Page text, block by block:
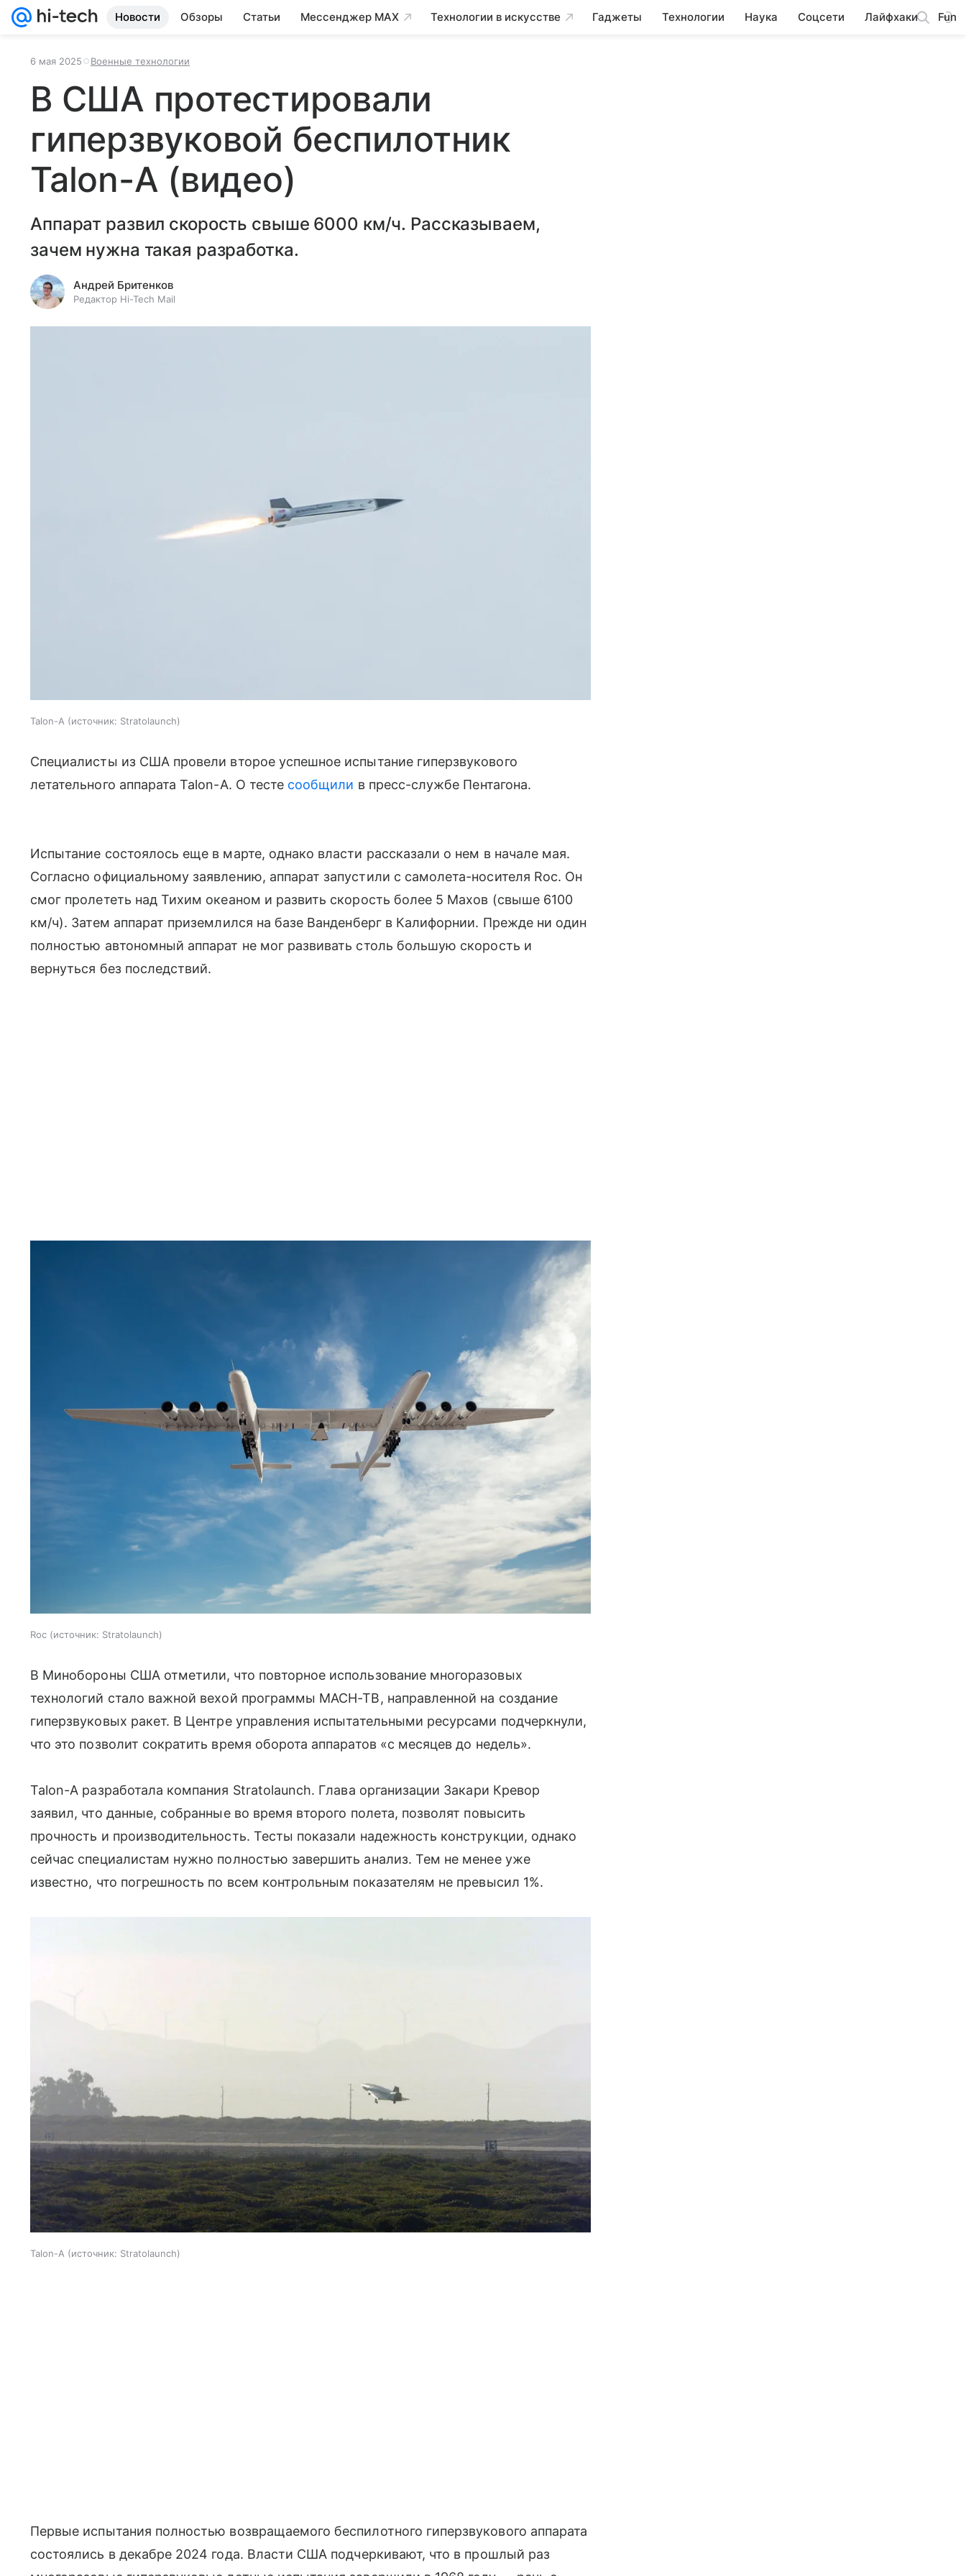
Новости Обзоры Статьи Мессенджер MAX Технологии в искусстве Гаджеты Технологии Наука Соцсети Лайфхаки Fun
6 мая 2025 Военные технологии
В США протестировали
гиперзвуковой беспилотник
Talon-A (видео)
Аппарат развил скорость свыше 6000 км/ч. Рассказываем,
зачем нужна такая разработка.
Андрей Бритенков
Редактор Hi-Tech Mail
Talon-A источник: Stratolaunch
Специалисты из США провели второе успешное испытание гиперзвукового
летательного аппарата Talon-A. О тесте сообщили в пресс-службе Пентагона.
Испытание состоялось еще в марте, однако власти рассказали о нем в начале мая.
Согласно официальному заявлению, аппарат запустили с самолета-носителя Roc. Он
смог пролететь над Тихим океаном и развить скорость более 5 Махов (свыше 6100
км/ч). Затем аппарат приземлился на базе Ванденберг в Калифорнии. Прежде ни один
полностью автономный аппарат не мог развивать столь большую скорость и
вернуться без последствий.
Roc источник: Stratolaunch
В Минобороны США отметили, что повторное использование многоразовых
технологий стало важной вехой программы MACH-TB, направленной на создание
гиперзвуковых ракет. В Центре управления испытательными ресурсами подчеркнули,
что это позволит сократить время оборота аппаратов «с месяцев до недель».
Talon-A разработала компания Stratolaunch. Глава организации Закари Кревор
заявил, что данные, собранные во время второго полета, позволят повысить
прочность и производительность. Тесты показали надежность конструкции, однако
сейчас специалистам нужно полностью завершить анализ. Тем не менее уже
известно, что погрешность по всем контрольным показателям не превысил 1%.
Talon-A источник: Stratolaunch
Первые испытания полностью возвращаемого беспилотного гиперзвукового аппарата
состоялись в декабре 2024 года. Власти США подчеркивают, что в прошлый раз